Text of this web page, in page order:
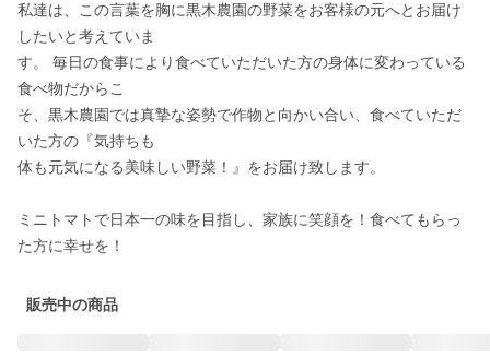
私達は、この言葉を胸に黒木農園の野菜をお客様の元へとお届け
したいと考えていま
す。 毎日の食事により食べていただいた方の身体に変わっている
食べ物だからこ
そ、黒木農園では真摯な姿勢で作物と向かい合い、食べていただ
いた方の『気持ちも
体も元気になる美味しい野菜！』をお届け致します。
ミニトマトで日本一の味を目指し、家族に笑顔を！食べてもらっ
た方に幸せを！
販売中の商品